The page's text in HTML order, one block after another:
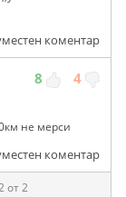
коментар
8 4
не мерси
коментар
от 2